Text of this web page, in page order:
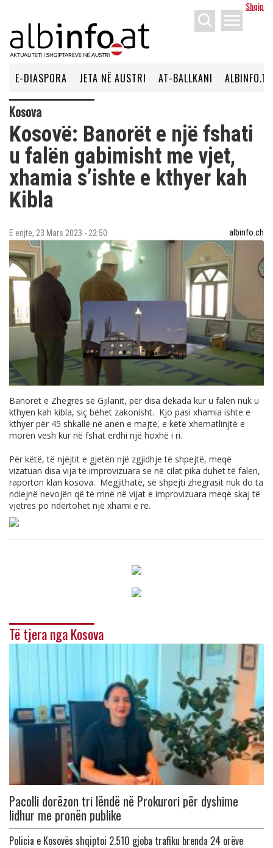
Shqip
menu
E-DIASPORA JETA NË AUSTRI AT-BALLKANI ALBINFO.TV
Kosova
Kosovë: Banorët e një fshati
u falën gabimisht me vjet,
xhamia s’ishte e kthyer kah
Kibla
E enjte, 23 Mars 2023 - 22:50 albinfo.ch
Banorët e Zhegrës së Gjilanit, për disa dekada kur u falën nuk u
kthyen kah kibla, siç bëhet zakonisht. Kjo pasi xhamia ishte e
kthyer për 45 shkallë në anën e majtë, e këtë xhematlinjtë e
morën vesh kur në fshat erdhi një hoxhë i ri.
Për këtë, të njëjtit e gjetën një zgjidhje të shpejtë, meqë
vizatuan disa vija të improvizuara se në cilat pika duhet të falen,
raporton klan kosova. Megjithatë, së shpejti zhegrasit nuk do ta
ndiejnë nevojën që të rrinë në vijat e improvizuara meqë skaj të
vjetrës po ndërtohet një xhami e re.
Të tjera nga Kosova
Pacolli dorëzon tri lëndë në Prokurori për dyshime
lidhur me pronën publike
Policia e Kosovës shqiptoi 2.510 gjoba trafiku brenda 24 orëve